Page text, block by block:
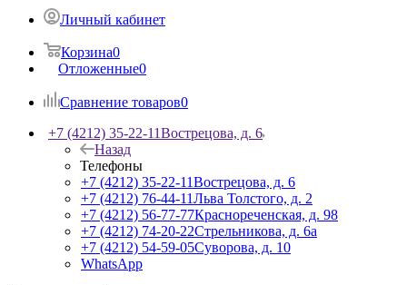
Личный кабинет
Корзина0
Отложенные0
Сравнение товаров0
+7 (4212) 35-22-11Вострецова, д. 6
Назад
Телефоны
+7 (4212) 35-22-11Вострецова, д. 6
+7 (4212) 76-44-11Льва Толстого, д. 2
+7 (4212) 56-77-77Краснореченская, д. 98
+7 (4212) 74-20-22Стрельникова, д. 6а
+7 (4212) 54-59-05Суворова, д. 10
WhatsApp